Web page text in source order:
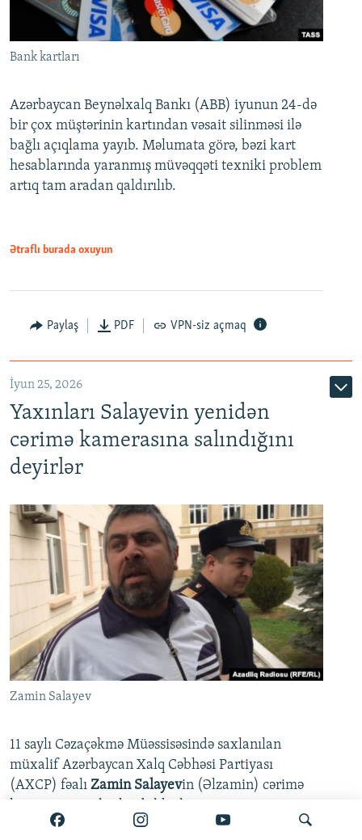
Bank kartları
Azərbaycan Beynəlxalq Bankı (ABB) iyunun 24-də
bir çox müştərinin kartından vəsait silinməsi ilə
bağlı açıqlama yayıb. Məlumata görə, bəzi kart
hesablarında yaranmış müvəqqəti texniki problem
artıq tam aradan qaldırılıb.
Ətraflı burada oxuyun
Paylaş PDF VPN-siz açmaq
İyun 25, 2026
Yaxınları Salayevin yenidən
cərimə kamerasına salındığını
deyirlər
Zamin Salayev
11 saylı Cəzaçəkmə Müəssisəsində saxlanılan
müxalif Azərbaycan Xalq Cəbhəsi Partiyası
(AXCP) fəalı Zamin Salayevin (Əlzamin) cərimə